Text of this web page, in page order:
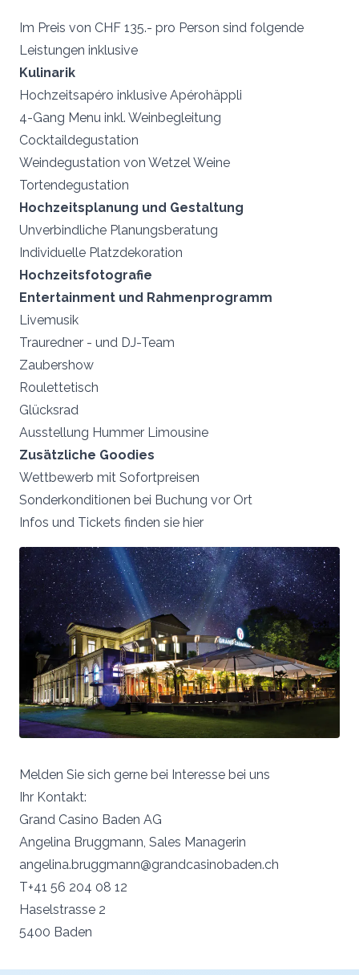
Im Preis von CHF 135.- pro Person sind folgende
Leistungen inklusive
Kulinarik
Hochzeitsapéro inklusive Apérohäppli
4-Gang Menu inkl. Weinbegleitung
Cocktaildegustation
Weindegustation von Wetzel Weine
Tortendegustation
Hochzeitsplanung und Gestaltung
Unverbindliche Planungsberatung
Individuelle Platzdekoration
Hochzeitsfotografie
Entertainment und Rahmenprogramm
Livemusik
Trauredner - und DJ-Team
Zaubershow
Roulettetisch
Glücksrad
Ausstellung Hummer Limousine
Zusätzliche Goodies
Wettbewerb mit Sofortpreisen
Sonderkonditionen bei Buchung vor Ort
Infos und Tickets finden sie hier
Melden Sie sich gerne bei Interesse bei uns
Ihr Kontakt:
Grand Casino Baden AG
Angelina Bruggmann, Sales Managerin
angelina.bruggmann@grandcasinobaden.ch
T+41 56 204 08 12
Haselstrasse 2
5400 Baden